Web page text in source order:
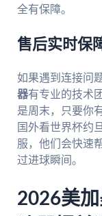
全有保障。
售后实时保
如果遇到连接问
器有专业的技术
是周末，只要你
国外看世界杯约
服，他们会快速
过进球瞬间。
2026美